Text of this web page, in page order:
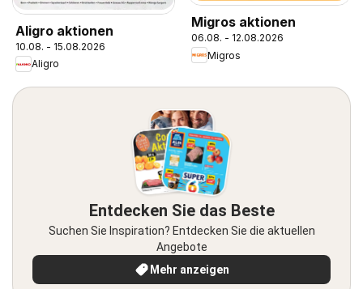
Aligro aktionen
10.08. - 15.08.2026
Aligro
Migros aktionen
06.08. - 12.08.2026
Migros
Entdecken Sie das Beste
Suchen Sie Inspiration? Entdecken Sie die aktuellen
Angebote
Mehr anzeigen